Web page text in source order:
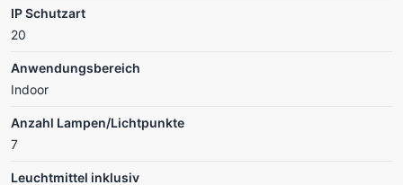
IP Schutzart
20
Anwendungsbereich
Indoor
Anzahl Lampen/Lichtpunkte
7
Leuchtmittel inklusiv